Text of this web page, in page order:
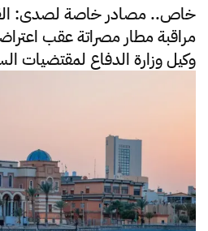
خاص.. مصادر خاصة لصدى:
مراقبة مطار مصراتة عقب
وكيل وزارة الدفاع لمقتضيات